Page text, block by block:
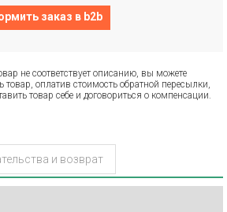
заказ в b2b
не соответствует описанию, вы можете
товар, оплатив стоимость обратной пересылки,
товар себе и договориться о компенсации.
и возврат